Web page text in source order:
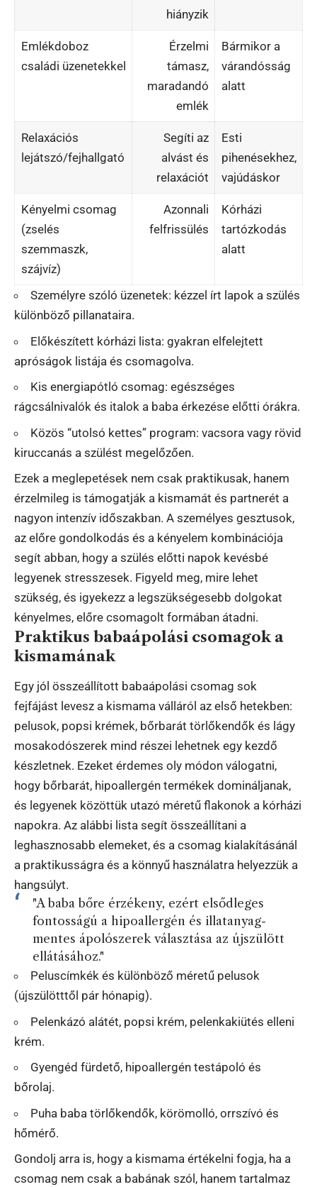
hiányzik
Emlékdoboz
családi üzenetekkel
Érzelmi
támasz,
maradandó
emlék
Bármikor a
várandósság
alatt
Relaxációs
lejátszó/fejhallgató
Segíti az
alvást és
relaxációt
Esti
pihenésekhez,
vajúdáskor
Kényelmi csomag
(zselés
szemmaszk,
szájvíz)
Azonnali
felfrissülés
Kórházi
tartózkodás
alatt
Személyre szóló üzenetek: kézzel írt lapok a szülés
különböző pillanataira.
Előkészített kórházi lista: gyakran elfelejtett
apróságok listája és csomagolva.
Kis energiapótló csomag: egészséges
rágcsálnivalók és italok a baba érkezése előtti órákra.
Közös “utolsó kettes” program: vacsora vagy rövid
kiruccanás a szülést megelőzően.
Ezek a meglepetések nem csak praktikusak, hanem
érzelmileg is támogatják a kismamát és partnerét a
nagyon intenzív időszakban. A személyes gesztusok,
az előre gondolkodás és a kényelem kombinációja
segít abban, hogy a szülés előtti napok kevésbé
legyenek stresszesek. Figyeld meg, mire lehet
szükség, és igyekezz a legszükségesebb dolgokat
kényelmes, előre csomagolt formában átadni.
Praktikus babaápolási csomagok a
kismamának
Egy jól összeállított babaápolási csomag sok
fejfájást levesz a kismama válláról az első hetekben:
pelusok, popsi krémek, bőrbarát törlőkendők és lágy
mosakodószerek mind részei lehetnek egy kezdő
készletnek. Ezeket érdemes oly módon válogatni,
hogy bőrbarát, hipoallergén termékek domináljanak,
és legyenek közöttük utazó méretű flakonok a kórházi
napokra. Az alábbi lista segít összeállítani a
leghasznosabb elemeket, és a csomag kialakításánál
a praktikusságra és a könnyű használatra helyezzük a
hangsúlyt.
"A baba bőre érzékeny, ezért elsődleges
fontosságú a hipoallergén és illatanyag-
mentes ápolószerek választása az újszülött
ellátásához."
Peluscímkék és különböző méretű pelusok
(újszülötttől pár hónapig).
Pelenkázó alátét, popsi krém, pelenkakiütés elleni
krém.
Gyengéd fürdető, hipoallergén testápoló és
bőrolaj.
Puha baba törlőkendők, körömolló, orrszívó és
hőmérő.
Gondolj arra is, hogy a kismama értékelni fogja, ha a
csomag nem csak a babának szól, hanem tartalmaz